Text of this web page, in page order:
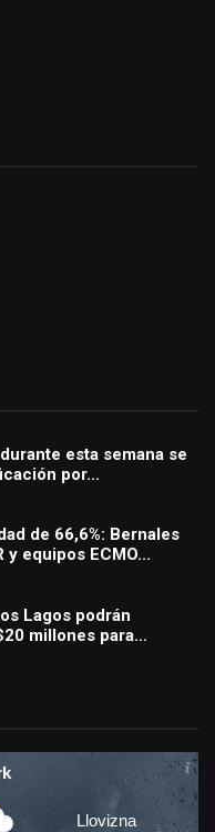
esta semana se
por...
de 66,6%: Bernales
y equipos ECMO...
Lagos podrán
millones para...
Llovizna